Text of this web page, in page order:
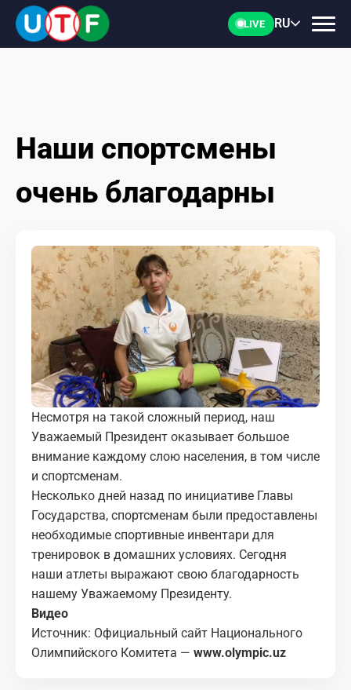
LIVE RU
ГЛАВНАЯ
ФТУ
ДОКУМЕНТЫ
ПЕРСОНАЛИИ
МЕДИА
КОРТЫ
КОНТАКТЫ
UZ-PIN
Наши спортсмены
очень благодарны
Несмотря на такой сложный период, наш
Уважаемый Президент оказывает большое
внимание каждому слою населения, в том числе
и спортсменам.
Несколько дней назад по инициативе Главы
Государства, спортсменам были предоставлены
необходимые спортивные инвентари для
тренировок в домашних условиях. Сегодня
наши атлеты выражают свою благодарность
нашему Уважаемому Президенту.
Видео
Источник: Официальный сайт Национального
Олимпийского Комитета — www.olympic.uz